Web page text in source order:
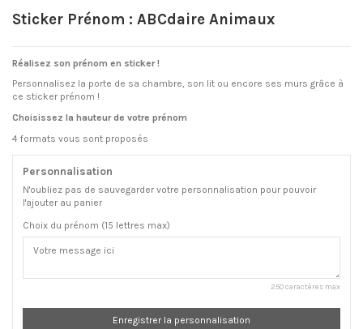
Sticker Prénom : ABCdaire Animaux
Réalisez son prénom en sticker !
Personnalisez la porte de sa chambre, son lit ou encore ses murs grâce à
ce sticker prénom !
Choisissez la hauteur de votre prénom
4 formats vous sont proposés
Personnalisation
N'oubliez pas de sauvegarder votre personnalisation pour pouvoir
l'ajouter au panier
Choix du prénom (15 lettres max)
250 caractères max
Enregistrer la personnalisation